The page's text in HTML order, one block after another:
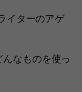
イターのアゲ
なものを使っ